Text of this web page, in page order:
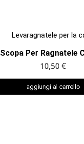
Levaragnatele per la
Scopa Per Ragnatele
10,50 €
aggiungi al carrello
ANTEPRIMA